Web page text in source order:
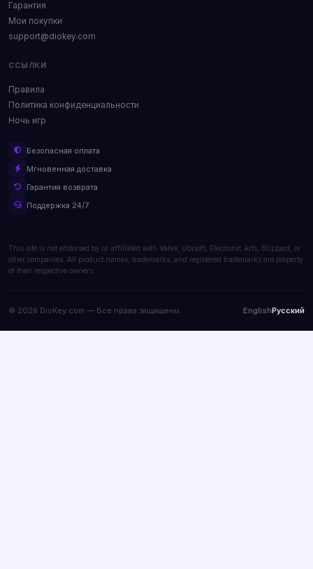
Гарантия
Мои покупки
support@diokey.com
ССЫЛКИ
Правила
Политика конфиденциальности
Ночь игр
Безопасная оплата
Мгновенная доставка
Гарантия возврата
Поддержка 24/7
This site is not endorsed by or affiliated with Valve, Ubisoft, Electronic Arts, Blizzard, or
other companies. All product names, trademarks, and registered trademarks are property
of their respective owners.
© 2026 DioKey.com — Все права защищены. EnglishРусский